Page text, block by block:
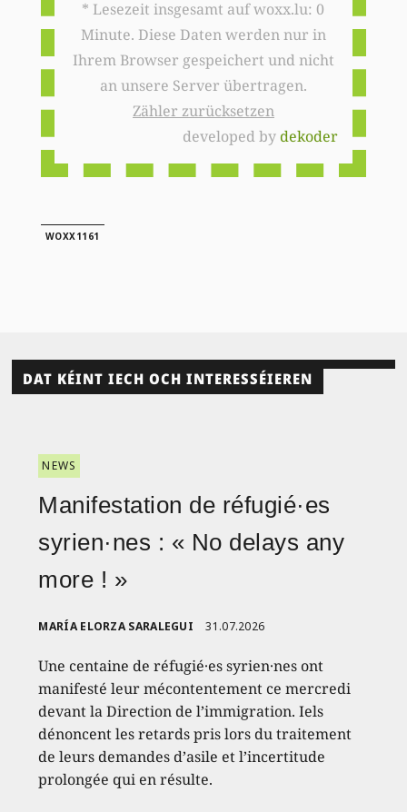
* Lesezeit insgesamt auf woxx.lu: 0
Minute. Diese Daten werden nur in
Ihrem Browser gespeichert und nicht
an unsere Server übertragen.
Zähler zurücksetzen
developed bydekoder
WOXX1161
DAT KÉINT IECH OCH INTERESSÉIEREN
NEWS
Manifestation de réfugié·es
syrien·nes : « No delays any
more ! »
MARÍA ELORZA SARALEGUI 31.07.2026
Une centaine de réfugié·es syrien·nes ont
manifesté leur mécontentement ce mercredi
devant la Direction de l’immigration. Iels
dénoncent les retards pris lors du traitement
de leurs demandes d’asile et l’incertitude
prolongée qui en résulte.